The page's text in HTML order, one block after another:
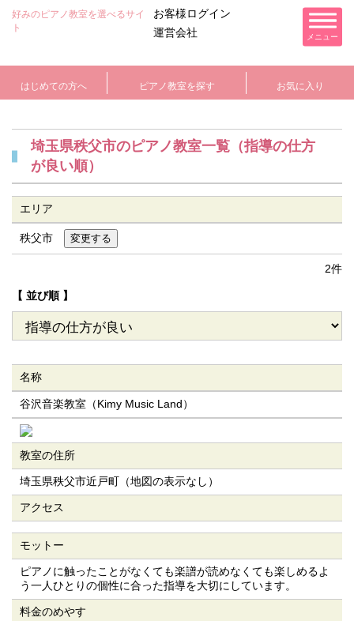
好みのピアノ教室を選べるサイ
ト
お客様ログイン
運営会社
メニュー
はじめての方へ ピアノ教室を探す お気に入り
埼玉県秩父市のピアノ教室一覧（指導の仕方
が良い順）
エリア
秩父市
2件
【 並び順 】
名称
谷沢音楽教室（Kimy Music Land）
教室の住所
埼玉県秩父市近戸町（地図の表示なし）
アクセス
モットー
ピアノに触ったことがなくても楽譜が読めなくても楽しめるよ
う一人ひとりの個性に合った指導を大切にしています。
料金のめやす